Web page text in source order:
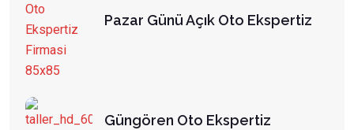
Pazar Günü Açık Oto Ekspertiz
Güngören Oto Ekspertiz